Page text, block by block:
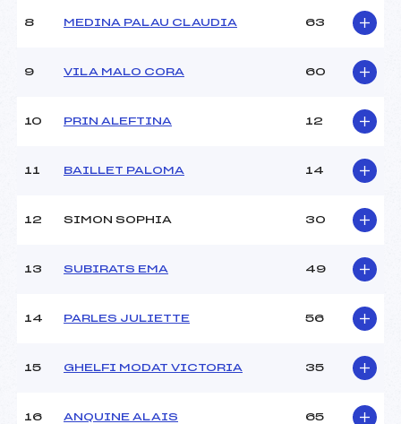
Ouvreurs C :
12H00
PELLISER (PE)
Ouvreurs B :
Ouvreurs D :
Température arrivée :
8 MEDINA PALAU CLAUDIA 63
9 VILA MALO CORA 60
10 PRIN ALEFTINA 12
11 BAILLET PALOMA 14
12 SIMON SOPHIA 30
13 SUBIRATS EMA 49
14 PARLES JULIETTE 56
15 GHELFI MODAT VICTORIA 35
16 ANQUINE ALAIS 65